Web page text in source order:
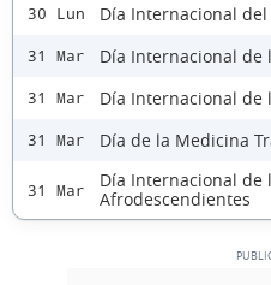
30 Lun Día Internacional
31 Mar Día Internacional de
31 Mar Día Internacional de
31 Mar Día de la Medicina
31 Mar
Día Internacional de
Afrodescendientes